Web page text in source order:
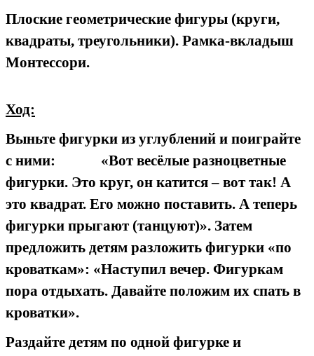
Плоские геометрические фигуры (круги,
квадраты, треугольники). Рамка-вкладыш
Монтессори.
Ход:
Выньте фигурки из углублений и поиграйте
с ними: «Вот весёлые разноцветные
фигурки. Это круг, он катится – вот так! А
это квадрат. Его можно поставить. А теперь
фигурки прыгают (танцуют)». Затем
предложить детям разложить фигурки «по
кроваткам»: «Наступил вечер. Фигуркам
пора отдыхать. Давайте положим их спать в
кроватки».
Раздайте детям по одной фигурке и